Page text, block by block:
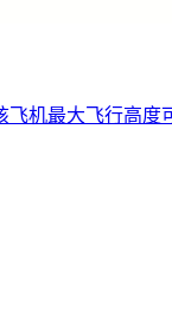
机最大飞行高度